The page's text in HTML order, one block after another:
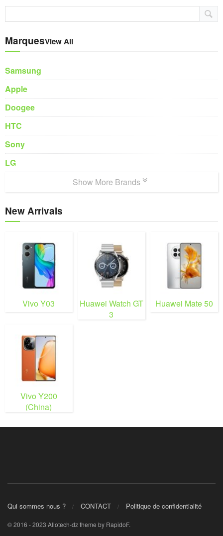
MarquesView All
Samsung
Apple
Doogee
HTC
Sony
LG
Show More Brands
New Arrivals
Vivo Y03
Huawei Watch GT
3
Huawei Mate 50
Vivo Y200
(China)
Qui sommes nous ? CONTACT Politique de confidentialité
© 2016 - 2023 Allotech-dz theme by RapidoF.